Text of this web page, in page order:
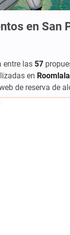
en San
entre las 57
en Roomlala
de reserva de